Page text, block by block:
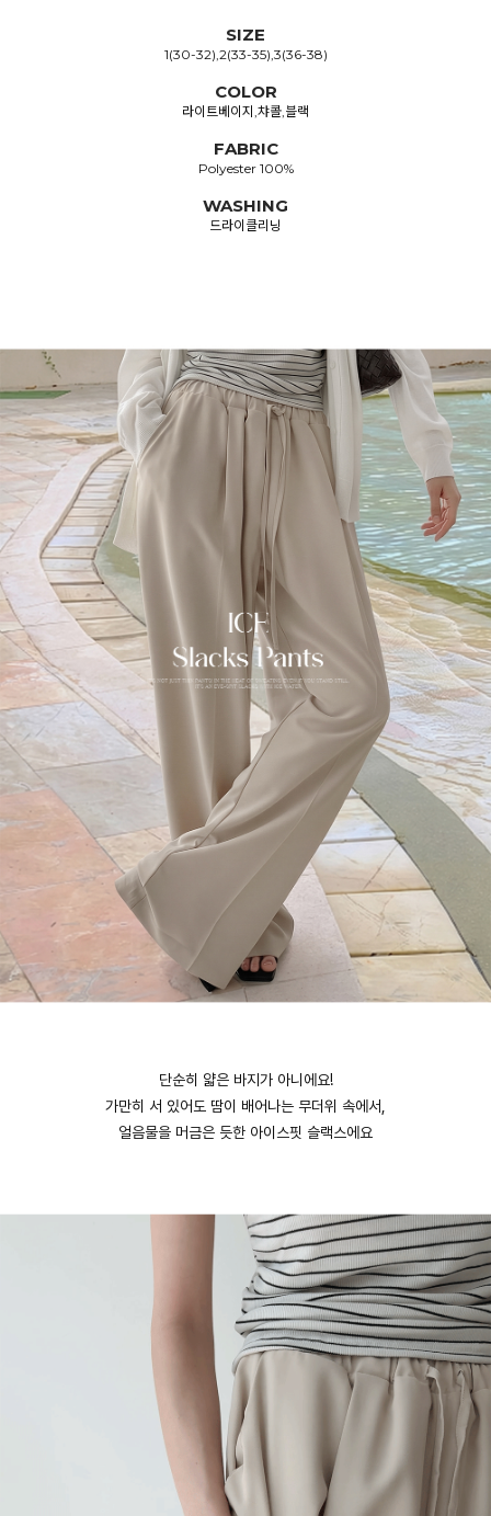
SIZE
1(30-32),2(33-35),3(36-38)
COLOR
라이트베이지,챠콜,블랙
FABRIC
Polyester 100%
WASHING
드라이클리닝
단순히 얇은 바지가 아니에요!
가만히 서 있어도 땀이 배어나는 무더위 속에서,
얼음물을 머금은 듯한 아이스핏 슬랙스에요